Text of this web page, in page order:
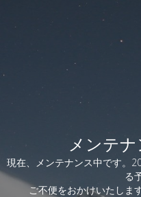
メンテナ
現在、メンテナンス中です。
る
ご不便をおかけいたしま